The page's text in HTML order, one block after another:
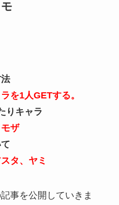
を1人GETする。
りキャラ
ザ
タ、ヤミ
事を公開していきま